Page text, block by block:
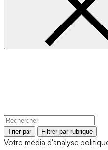
Trier par Filtrer par rubrique
Votre média d'analyse